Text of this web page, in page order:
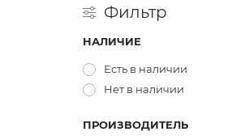
Фильтр
НАЛИЧИЕ
Есть в наличии
Нет в наличии
ПРОИЗВОДИТЕЛЬ